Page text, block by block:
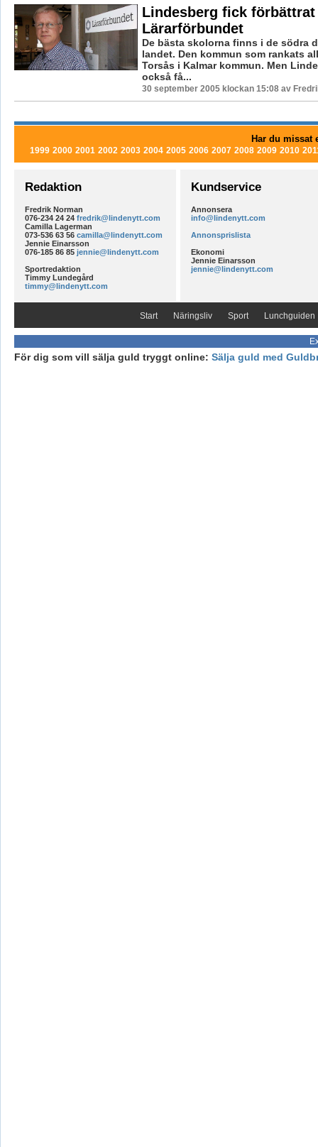
Lindesberg fick förbättrat
Lärarförbundet
De bästa skolorna finns i de södra
landet. Den kommun som rankats
Torsås i Kalmar kommun. Men
också få...
30 september 2005 klockan 15:08 av
Har du missat
1999 2000 2001 2002 2003 2004 2005 2006 2007 2008 2009 2010
Redaktion
Fredrik Norman
076-234 24 24 fredrik@lindenytt.com
Camilla Lagerman
073-536 63 56 camilla@lindenytt.com
Jennie Einarsson
076-185 86 85 jennie@lindenytt.com
Sportredaktion
Timmy Lundegård
timmy@lindenytt.com
Kundservice
Annonsera
info@lindenytt.com
Annonsprislista
Ekonomi
Jennie Einarsson
jennie@lindenytt.com
Start Näringsliv Sport Lunchguiden
För dig som vill sälja guld tryggt online: Sälja guld med